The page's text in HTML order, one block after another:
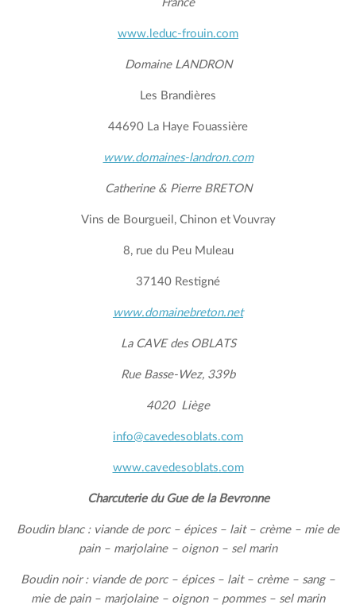
France
www.leduc-frouin.com
Domaine LANDRON
Les Brandières
44690 La Haye Fouassière
www.domaines-landron.com
Catherine & Pierre BRETON
Vins de Bourgueil, Chinon et Vouvray
8, rue du Peu Muleau
37140 Restigné
www.domainebreton.net
La CAVEdes OBLATS
Rue Basse-Wez, 339b
4020 Liège
info@cavedesoblats.com
www.cavedesoblats.com
Charcuterie du Gue de la Bevronne
Boudin blanc : viande de porc – épices – lait – crème – mie de
pain – marjolaine – oignon – sel marin
Boudin noir : viande de porc – épices – lait – crème – sang –
mie de pain – marjolaine – oignon – pommes – sel marin